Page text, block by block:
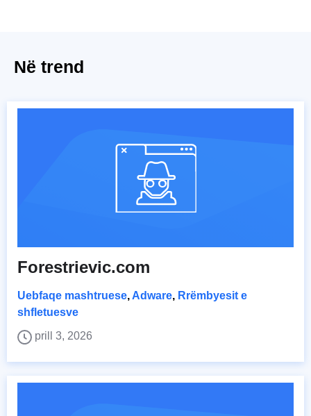
Në trend
Forestrievic.com
Uebfaqe mashtruese, Adware, Rrëmbyesit e
shfletuesve
prill 3, 2026